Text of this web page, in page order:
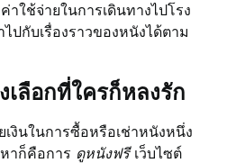
าใช้จ่ายในการเดินทางไปโรง
ปกับเรื่องราวของหนังได้ตาม
ลือกที่ใครก็หลงรัก
งินในการซื้อหรือเช่าหนังหนึ่ง
าก็คือการ ดูหนังฟรีเว็บไซต์